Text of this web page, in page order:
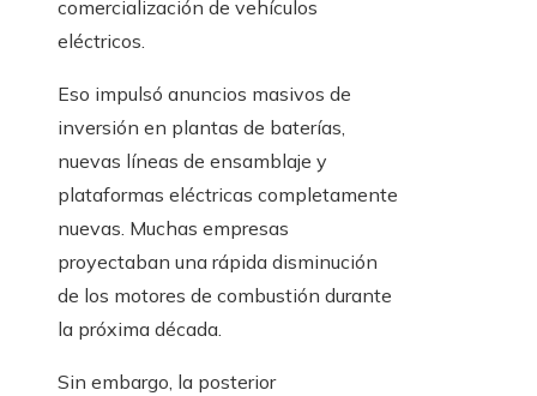
comercialización de vehículos
eléctricos.
Eso impulsó anuncios masivos de
inversión en plantas de baterías,
nuevas líneas de ensamblaje y
plataformas eléctricas completamente
nuevas. Muchas empresas
proyectaban una rápida disminución
de los motores de combustión durante
la próxima década.
Sin embargo, la posterior